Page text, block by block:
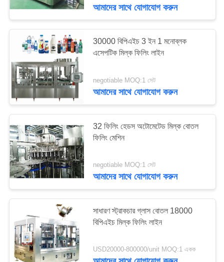
আমাদের সাথে যোগাযোগ করুন
30000 বিপিএইচ 3 ইন 1 মনোব্লক
এসেপটিক মিল্ক ফিলিং লাইন
negotiable MOQ:1 সেট
আমাদের সাথে যোগাযোগ করুন
32 ফিলিং হেডস অটোমেটেড মিল্ক বোতল
ফিলিং মেশিন
negotiable MOQ:1 সেট
আমাদের সাথে যোগাযোগ করুন
সাধারণ স্ট্রাকচার গ্লাস বোতল 18000
বিপিএইচ মিল্ক ফিলিং লাইন
USD20000-800000/unit MOQ:1 একক